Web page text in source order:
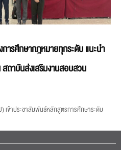
ารศึกษากฎหมายทุกระดับ แนะนำ
าบันส่งเสริมงานสอบสวน
ข้าประชาสัมพันธ์หลักสูตรการศึกษาระดับ